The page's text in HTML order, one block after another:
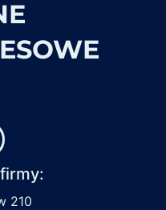
210